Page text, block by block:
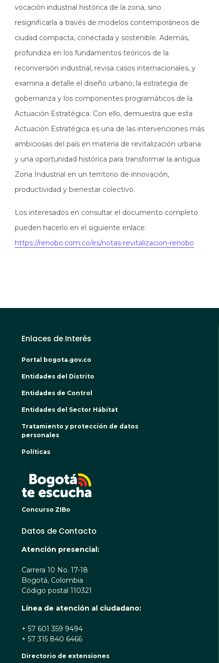
vocación industrial histórica de la zona, sino
resignificarla a través de modelos contemporáneos de
ciudad compacta, conectada y sostenible. Además,
profundiza en los fundamentos teóricos de la
reconversión industrial, revisa casos internacionales, y
examina a detalle el diseño urbano, la estrategia de
gobernanza y los componentes programáticos de la
Actuación Estratégica. Con ello, demuestra que esta
Actuación Estratégica es una de las intervenciones más
ambiciosas del país en materia de revitalización urbana
y una oportunidad histórica para transformar la antigua
Zona Industrial en un territorio de innovación,
productividad y bienestar colectivo.
Los interesados en consultar el documento completo
pueden hacerlo en el siguiente enlace:
https://renobo.com.co/es/notas-revitalizacion-renobo
Enlaces de Interés
Portal bogota.gov.co
Entidades del Distrito
Entidades de Control
Entidades del Sector Hábitat
Tratamiento y protección de datos
personales
Políticas
Concurso ZIBo
Datos de Contacto
Atención presencial:
Carrera 10 No. 17-18
Bogotá, Colombia
Código postal 110321
Línea de atención al ciudadano:
+ 57 601 359 9494
+ 57 315 840 6466
Directorio de extensiones